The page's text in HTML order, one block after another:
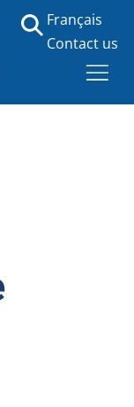
Français
Contact us